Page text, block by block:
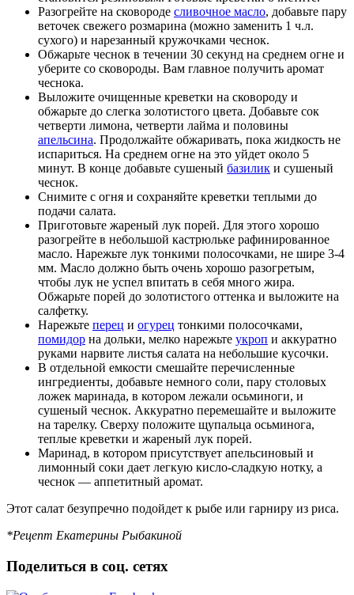
Разогрейте на сковороде сливочное масло, добавьте пару
веточек свежего розмарина (можно заменить 1 ч.л.
сухого) и нарезанный кружочками чеснок.
Обжарьте чеснок в течении 30 секунд на среднем огне и
уберите со сковороды. Вам главное получить аромат
чеснока.
Выложите очищенные креветки на сковороду и
обжарьте до слегка золотистого цвета. Добавьте сок
четверти лимона, четверти лайма и половины
апельсина. Продолжайте обжаривать, пока жидкость не
испариться. На среднем огне на это уйдет около 5
минут. В конце добавьте сушеный базилик и сушеный
чеснок.
Снимите с огня и сохраняйте креветки теплыми до
подачи салата.
Приготовьте жареный лук порей. Для этого хорошо
разогрейте в небольшой кастрюльке рафинированное
масло. Нарежьте лук тонкими полосочками, не шире 3-4
мм. Масло должно быть очень хорошо разогретым,
чтобы лук не успел впитать в себя много жира.
Обжарьте порей до золотистого оттенка и выложите на
салфетку.
Нарежьте перец и огурец тонкими полосочками,
помидор на дольки, мелко нарежьте укроп и аккуратно
руками нарвите листья салата на небольшие кусочки.
В отдельной емкости смешайте перечисленные
ингредиенты, добавьте немного соли, пару столовых
ложек маринада, в котором лежали осьминоги, и
сушеный чеснок. Аккуратно перемешайте и выложите
на тарелку. Сверху положите щупальца осьминога,
теплые креветки и жареный лук порей.
Маринад, в котором присутствует апельсиновый и
лимонный соки дает легкую кисло-сладкую нотку, а
чеснок — аппетитный аромат.
Этот салат безупречно подойдет к рыбе или гарниру из риса.
*Рецепт Екатерины Рыбакиной
Поделиться в соц. сетях